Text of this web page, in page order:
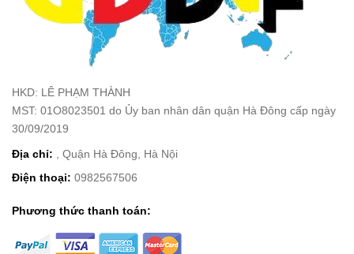
HKD: LÊ PHẠM THÀNH
MST: 01O8023501 do Ủy ban nhân dân quận Hà Đông cấp ngày
30/09/2019
Địa chỉ: , Quận Hà Đông, Hà Nội
Điện thoại: 0982567506
Phương thức thanh toán: